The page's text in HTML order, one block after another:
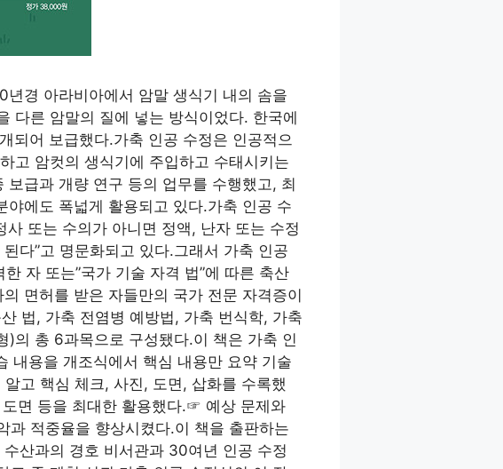
경 아라비아에서 암말 생식기 내의 솜을
다른 암말의 질에 넣는 방식이었다. 한국에
되어 보급했다.가축 인공 수정은 인공적으
고 암컷의 생식기에 주입하고 수태시키는
급과 개량 연구 등의 업무를 수행했고, 최
에도 폭넓게 활용되고 있다.가축 인공 수
사 또는 수의가 아니면 정액, 난자 또는 수정
다”고 명문화되고 있다.그래서 가축 인공
자 또는”국가 기술 자격 법”에 따른 축산
면허를 받은 자들만의 국가 전문 자격증이
법, 가축 전염병 예방법, 가축 번식학, 가축
의 총 6과목으로 구성됐다.이 책은 가축 인
내용을 개조식에서 핵심 내용만 요약 기술
고 핵심 체크, 사진, 도면, 삽화를 수록했
면 등을 최대한 활용했다.☞ 예상 문제와
과 적중율을 향상시켰다.이 책을 출판하는
산과의 경호 비서관과 30여년 인공 수정